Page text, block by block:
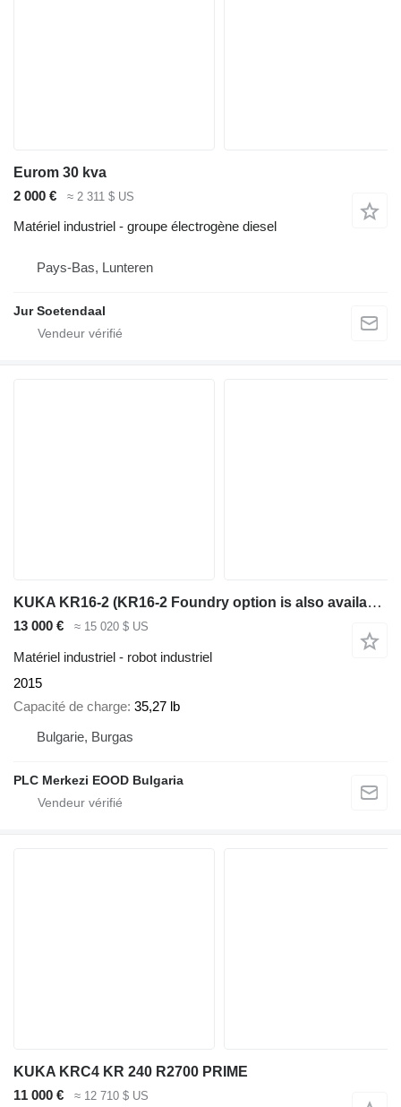
Eurom 30 kva
2 000 €
≈ 2 311 $ US
Matériel industriel - groupe électrogène diesel
Pays-Bas, Lunteren
Jur Soetendaal
KUKA KR16-2 (KR16-2 Foundry option is also available)
13 000 € ≈ 15 020 $ US
Matériel industriel - robot industriel
2015
Capacité de charge 35,27 lb
Bulgarie, Burgas
PLC Merkezi EOOD Bulgaria
KUKA KRC4 KR 240 R2700 PRIME
11 000 €
≈ 12 710 $ US